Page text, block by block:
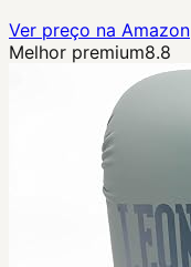
Ver preço na Amazon
Melhor premium8.8